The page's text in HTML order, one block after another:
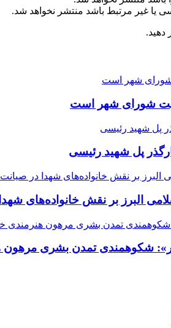
یا غیر مرتبط باشد منتشر نخواهد شد.
دهید.
شورای شهر است
پل شهید رئیسی
البرز بر نقش خانواده‌های
شکوهمندی تمدن بشری مرهون